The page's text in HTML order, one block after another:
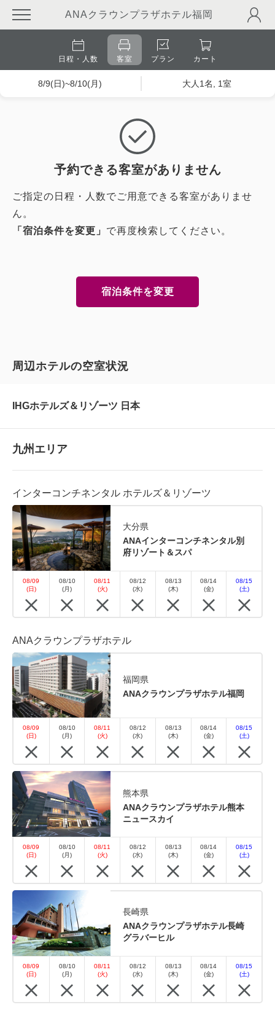
ANAクラウンプラザホテル福岡
日程・人数 客室 プラン カート
8/9(日)~8/10(月) 大人1名, 1室
予約できる客室がありません
ご指定の日程・人数でご用意できる客室がありませ
ん。
「宿泊条件を変更」 で再度検索してください。
宿泊条件を変更
周辺ホテルの空室状況
IHGホテルズ＆リゾーツ 日本
九州エリア
インターコンチネンタル ホテルズ＆リゾーツ
大分県
ANAインターコンチネンタル別
府リゾート＆スパ
08/09
(日)
08/10
(月)
08/11
(火)
08/12
(水)
08/13
(木)
08/14
(金)
08/15
(土)
ANAクラウンプラザホテル
福岡県
ANAクラウンプラザホテル福岡
08/09
(日)
08/10
(月)
08/11
(火)
08/12
(水)
08/13
(木)
08/14
(金)
08/15
(土)
熊本県
ANAクラウンプラザホテル熊本
ニュースカイ
08/09
(日)
08/10
(月)
08/11
(火)
08/12
(水)
08/13
(木)
08/14
(金)
08/15
(土)
長崎県
ANAクラウンプラザホテル長崎
グラバーヒル
08/09
(日)
08/10
(月)
08/11
(火)
08/12
(水)
08/13
(木)
08/14
(金)
08/15
(土)